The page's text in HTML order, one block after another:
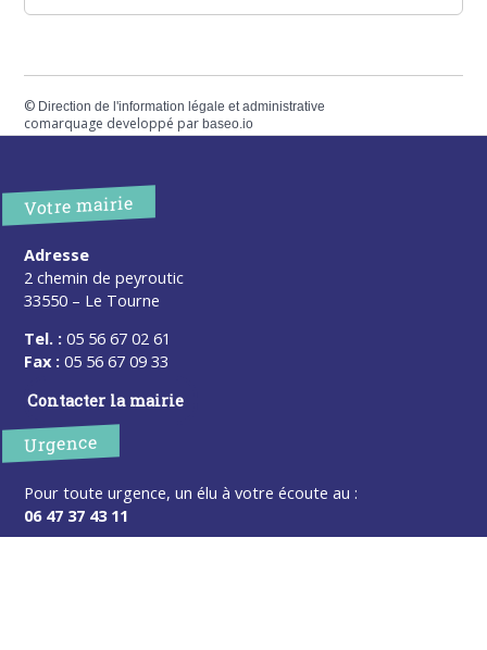
© Direction de l'information légale et administrative
comarquage developpé parbaseo.io
Votre mairie
Adresse
2 chemin de peyroutic
33550 – Le Tourne
Tel. : 05 56 67 02 61
Fax : 05 56 67 09 33
Contacter la mairie
Urgence
Pour toute urgence, un élu à votre écoute au :
06 47 37 43 11